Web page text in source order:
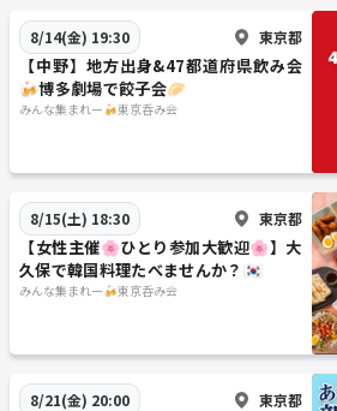
8/14(金) 19:30 東京都
【中野】地方出身&47都道府県飲み会
🍻博多劇場で餃子会🥟
みんな集まれー🍻東京呑み会
8/15(土) 18:30 東京都
【女性主催🌸ひとり参加大歓迎🌸】大
久保で韓国料理たべませんか？🇰🇷
みんな集まれー🍻東京呑み会
8/21(金) 20:00 東京都